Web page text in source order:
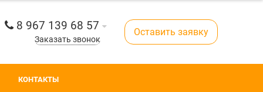
8 967 139 68 57
Заказать звонок
Оставить заявку
КОНТАКТЫ